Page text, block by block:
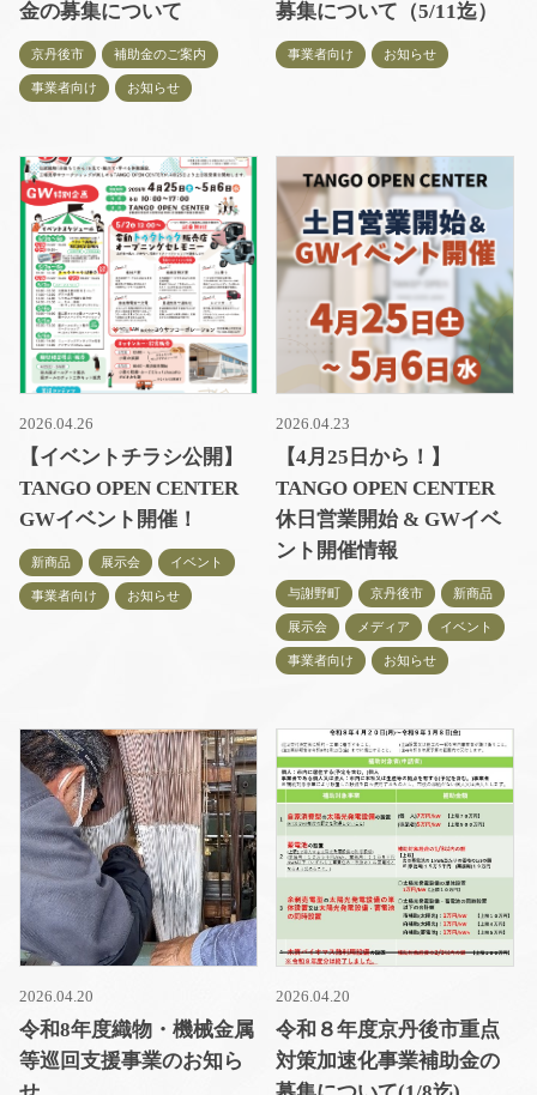
金の募集について
京丹後市 補助金のご案内
事業者向け お知らせ
募集について（5/11迄）
事業者向け お知らせ
2026.04.26
【イベントチラシ公開】
TANGO OPEN CENTER
GWイベント開催！
新商品 展示会 イベント
事業者向け お知らせ
2026.04.23
【4月25日から！】
TANGO OPEN CENTER
休日営業開始 & GWイベ
ント開催情報
与謝野町 京丹後市 新商品
展示会 メディア イベント
事業者向け お知らせ
2026.04.20
令和8年度織物・機械金属
等巡回支援事業のお知ら
2026.04.20
令和８年度京丹後市重点
対策加速化事業補助金の